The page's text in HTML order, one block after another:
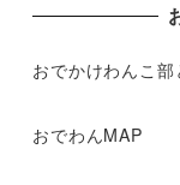
おでかけわんこ部
おでわんMAP